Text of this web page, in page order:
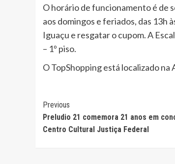
O horário de funcionamento é de
aos domingos e feriados, das 13h
Iguaçu e resgatar o cupom. A
– 1º piso.
O TopShopping está localizado
Continue
Reading
Previous
Preludio 21 comemora 21 anos em
Centro Cultural Justiça Federal